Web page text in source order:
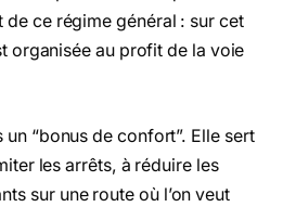
de ce régime général : sur cet
organisée au profit de la voie
un “bonus de confort”. Elle sert
les arrêts, à réduire les
sur une route où l’on veut